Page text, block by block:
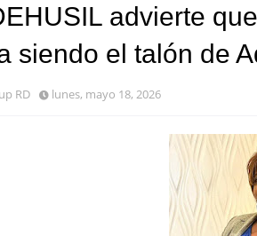
advierte
siendo el talón de
RD lunes, mayo 18, 2026